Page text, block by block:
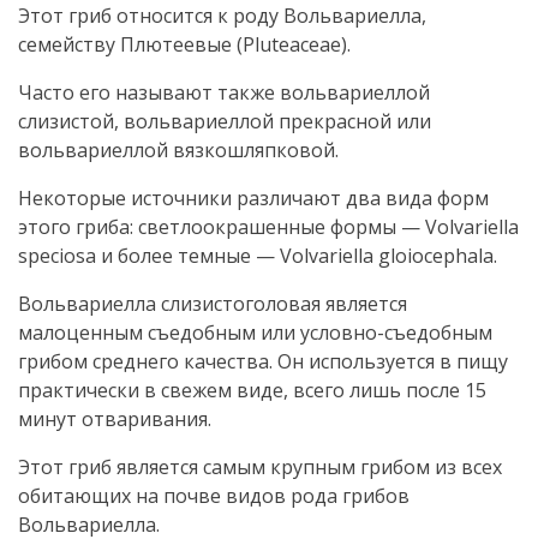
Этот гриб относится к роду Вольвариелла,
семейству Плютеевые (Pluteaceae).
Часто его называют также вольвариеллой
слизистой, вольвариеллой прекрасной или
вольвариеллой вязкошляпковой.
Некоторые источники различают два вида форм
этого гриба: светлоокрашенные формы — Volvariella
speciosa и более темные — Volvariella gloiocephala.
Вольвариелла слизистоголовая является
малоценным съедобным или условно-съедобным
грибом среднего качества. Он используется в пищу
практически в свежем виде, всего лишь после 15
минут отваривания.
Этот гриб является самым крупным грибом из всех
обитающих на почве видов рода грибов
Вольвариелла.